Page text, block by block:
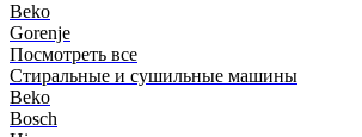
Beko
Gorenje
Посмотреть все
Стиральные и сушильные машины
Beko
Bosch